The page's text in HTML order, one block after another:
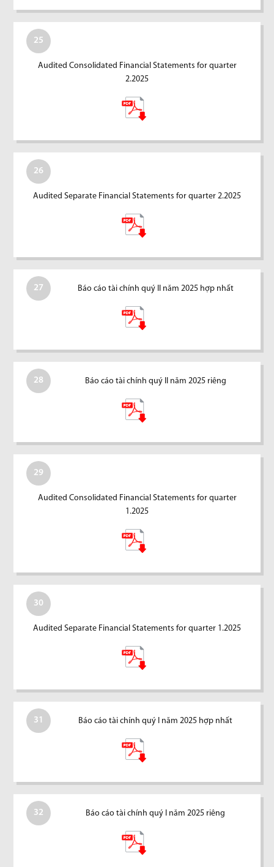
25
Audited Consolidated Financial Statements for quarter
2.2025
26
Audited Separate Financial Statements for quarter 2.2025
27 Báo cáo tài chính quý II năm 2025 hợp nhất
28 Báo cáo tài chính quý II năm 2025 riêng
29
Audited Consolidated Financial Statements for quarter
1.2025
30
Audited Separate Financial Statements for quarter 1.2025
31 Báo cáo tài chính quý I năm 2025 hợp nhất
32 Báo cáo tài chính quý I năm 2025 riêng